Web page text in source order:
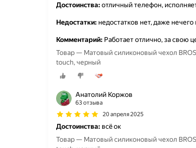
Достоинства:отличный телефон,
Недостатки: недостатков нет, даже нечего
Комментарий: Работает отлично, за свою
Товар — Матовый силиконовый чехол
touch, черный
Анатолий Коржов
63 отзыва
20 апреля 2025
Достоинства: всë ок
Товар — Матовый силиконовый чехол